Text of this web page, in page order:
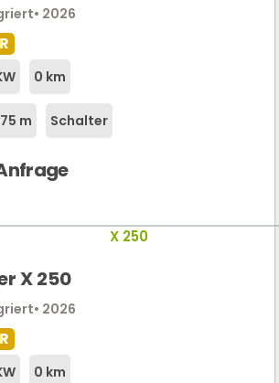
• 2026
0 km
m Schalter
X 250
• 2026
0 km